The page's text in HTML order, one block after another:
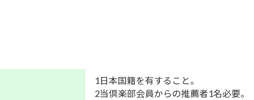
1日本国籍を有すること。
2当倶楽部会員からの推薦者1名必要。